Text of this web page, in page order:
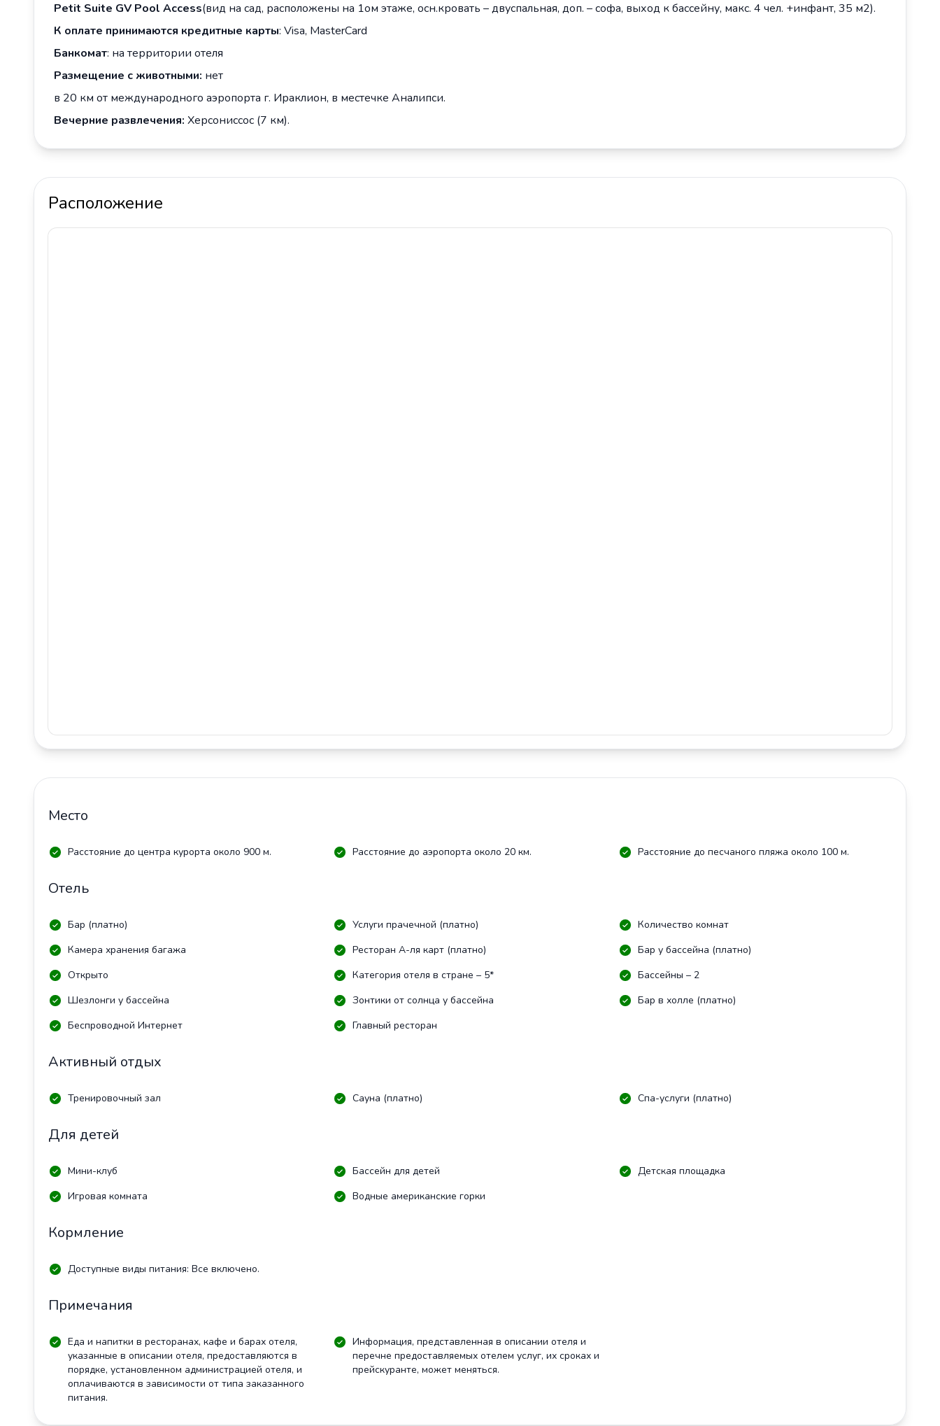
Petit Suite GV Pool Access(вид на сад, расположены на 1ом этаже, осн.кровать – двуспальная, доп. – софа, выход к бассейну, макс. 4 чел. +инфант, 35 м2).
К оплате принимаются кредитные карты: Visa, MasterCard
Банкомат: на территории отеля
Размещение с животными: нет
в 20 км от международного аэропорта г. Ираклион, в местечке Аналипси.
Вечерние развлечения: Херсониссос (7 км).
Расположение
Место
Расстояние до центра курорта около 900 м. Расстояние до аэропорта около 20 км. Расстояние до песчаного пляжа около 100 м.
Отель
Бар (платно) Услуги прачечной (платно)
Количество комнат
Камера хранения багажа
Ресторан А-ля карт (платно)
Бар у бассейна (платно)
Открыто
Категория отеля в стране – 5*
Бассейны – 2
Шезлонги у бассейна
Зонтики от солнца у бассейна
Бар в холле (платно)
Беспроводной Интернет
Главный ресторан
Активный отдых
Тренировочный зал Сауна (платно) Спа-услуги (платно)
Для детей
Мини-клуб Бассейн для детей
Детская площадка
Игровая комната
Водные американские горки
Кормление
Доступные виды питания: Все включено.
Примечания
Еда и напитки в ресторанах, кафе и барах отеля,
указанные в описании отеля, предоставляются в
порядке, установленном администрацией отеля, и
оплачиваются в зависимости от типа заказанного
питания.
Информация, представленная в описании отеля и
перечне предоставляемых отелем услуг, их сроках и
прейскуранте, может меняться.